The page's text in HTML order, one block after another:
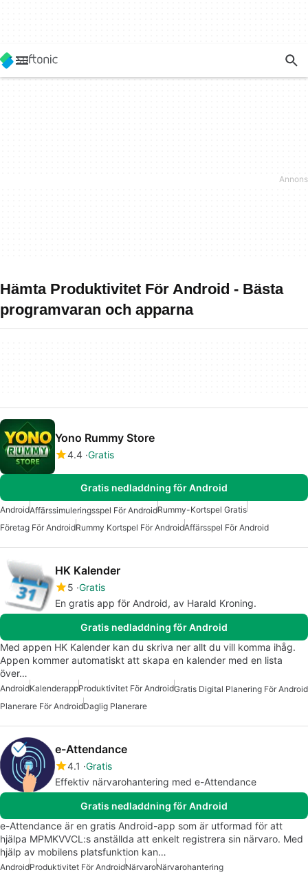
Hämta Produktivitet För Android - Bästa
programvaran och apparna
Yono Rummy Store
4.4 Gratis
Gratis nedladdning för Android
AndroidAffärssimuleringsspel För AndroidRummy-Kortspel Gratis
Företag För AndroidRummy Kortspel För AndroidAffärsspel För Android
HK Kalender
5 Gratis
En gratis app för Android, av Harald Kroning.
Gratis nedladdning för Android
Med appen HK Kalender kan du skriva ner allt du vill komma ihåg.
Appen kommer automatiskt att skapa en kalender med en lista
över…
AndroidKalenderappProduktivitet För AndroidGratis Digital Planering För Android
Planerare För AndroidDaglig Planerare
e-Attendance
4.1 Gratis
Effektiv närvarohantering med e-Attendance
Gratis nedladdning för Android
e-Attendance är en gratis Android-app som är utformad för att
hjälpa MPMKVVCL:s anställda att enkelt registrera sin närvaro. Med
hjälp av mobilens platsfunktion kan…
AndroidProduktivitet För AndroidNärvaroNärvarohantering